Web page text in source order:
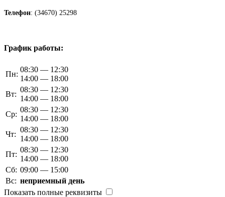
Телефон: (34670) 25298
График работы:
Пн:
08:30 — 12:30
14:00 — 18:00
Вт:
08:30 — 12:30
14:00 — 18:00
Ср:
08:30 — 12:30
14:00 — 18:00
Чт:
08:30 — 12:30
14:00 — 18:00
Пт:
08:30 — 12:30
14:00 — 18:00
Сб: 09:00 — 15:00
Вс: неприемный день
Показать полные реквизиты